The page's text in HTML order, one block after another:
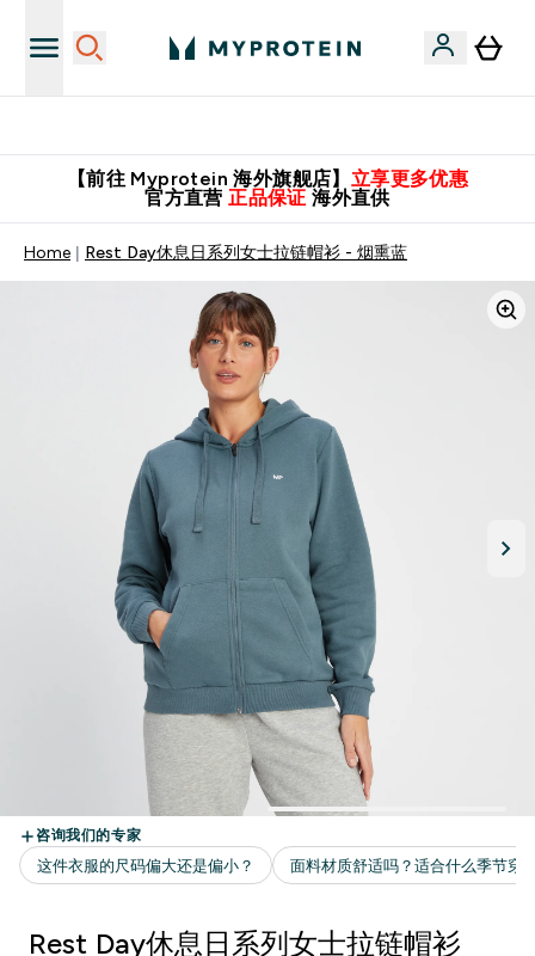
【前往 Myprotein 海外旗舰店】 立享更多优惠
官方直营 正品保证 海外直供
Home Rest Day休息日系列女士拉链帽衫 - 烟熏蓝
Rest Day休息日系列女士拉链帽衫